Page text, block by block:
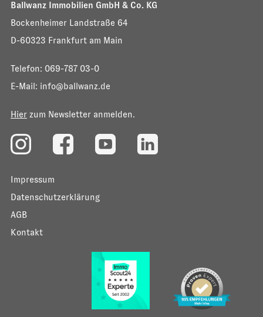
Ballwanz Immobilien GmbH & Co. KG
Bockenheimer Landstraße 64
D-60323 Frankfurt am Main
Telefon: 069-787 03-0
E-Mail: info@ballwanz.de
Hier zum Newsletter anmelden.
Impressum
Datenschutzerklärung
AGB
Kontakt